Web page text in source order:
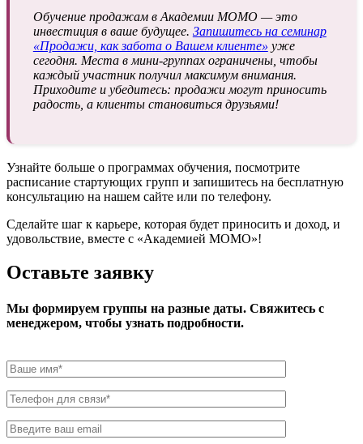
Обучение продажам в Академии МОМО — это
инвестиция в ваше будущее. Запишитесь на семинар
«Продажи, как забота о Вашем клиенте» уже
сегодня. Места в мини-группах ограничены, чтобы
каждый участник получил максимум внимания.
Приходите и убедитесь: продажи могут приносить
радость, а клиенты становиться друзьями!
Узнайте больше о программах обучения, посмотрите
расписание стартующих групп и запишитесь на бесплатную
консультацию на нашем сайте или по телефону.
Сделайте шаг к карьере, которая будет приносить и доход, и
удовольствие, вместе с «Академией МОМО»!
Оставьте заявку
Мы формируем группы на разные даты. Свяжитесь с
менеджером, чтобы узнать подробности.